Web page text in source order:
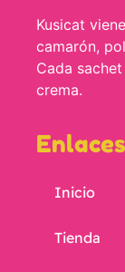
Kusicat
camarón,
Cada
crema.
Enlaces
Inicio
Tienda